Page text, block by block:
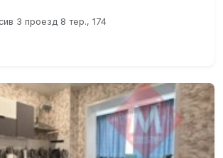
3 проезд 8 тер., 174